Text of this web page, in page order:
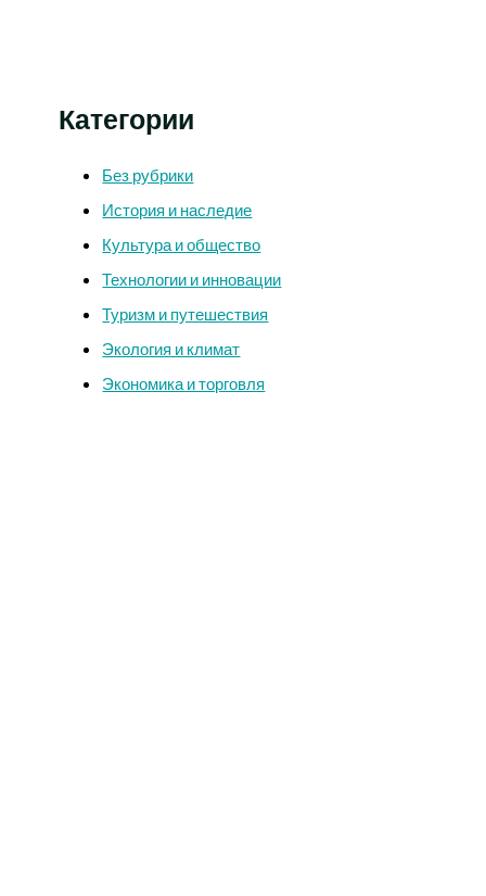
Категории
Без рубрики
История и наследие
Культура и общество
Технологии и инновации
Туризм и путешествия
Экология и климат
Экономика и торговля